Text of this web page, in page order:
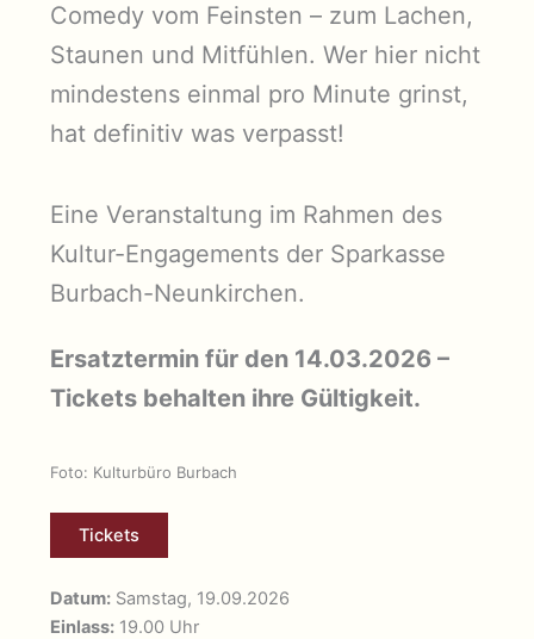
Comedy vom Feinsten – zum Lachen,
Staunen und Mitfühlen. Wer hier nicht
mindestens einmal pro Minute grinst,
hat definitiv was verpasst!
Eine Veranstaltung im Rahmen des
Kultur-Engagements der Sparkasse
Burbach-Neunkirchen.
Ersatztermin für den 14.03.2026 –
Tickets behalten ihre Gültigkeit.
Foto: Kulturbüro Burbach
Tickets
Datum: Samstag, 19.09.2026
Einlass: 19.00 Uhr